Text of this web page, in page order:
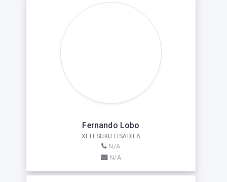
Fernando Lobo
XEFI SUKU LISADILA
N/A
N/A